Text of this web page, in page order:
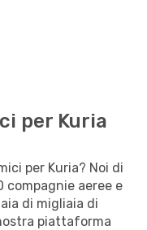
per Kuria
per Kuria? Noi di
compagnie aeree e
di migliaia di
piattaforma